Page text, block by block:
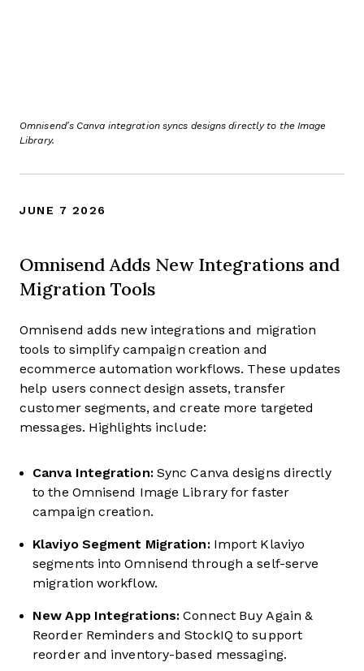
Omnisend’s Canva integration syncs designs directly to the Image
Library.
JUNE 7 2026
Omnisend Adds New Integrations and
Migration Tools
Omnisend adds new integrations and migration
tools to simplify campaign creation and
ecommerce automation workflows. These updates
help users connect design assets, transfer
customer segments, and create more targeted
messages. Highlights include:
Canva Integration:Sync Canva designs directly
to the Omnisend Image Library for faster
campaign creation.
Klaviyo Segment Migration:Import Klaviyo
segments into Omnisend through a self-serve
migration workflow.
New App Integrations: Connect Buy Again &
Reorder Reminders and StockIQ to support
reorder and inventory-based messaging.